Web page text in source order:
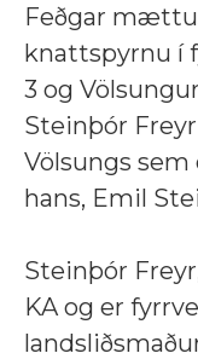
Feðgar
knattspyrnu í
3 og
Steinþór
Völsungs sem
hans, Emil
Steinþór
KA og er